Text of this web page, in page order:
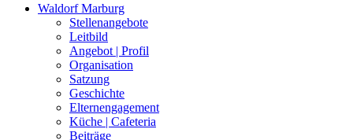
Waldorf Marburg
Stellenangebote
Leitbild
Angebot | Profil
Organisation
Satzung
Geschichte
Elternengagement
Küche | Cafeteria
Beiträge